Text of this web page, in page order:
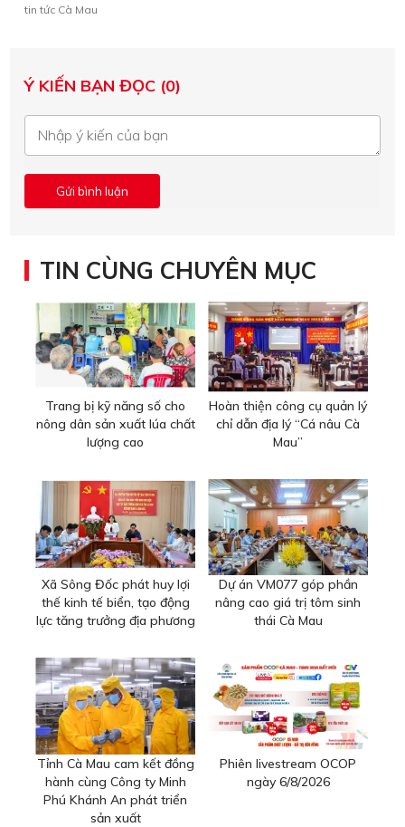
tin tức Cà Mau
Ý KIẾN BẠN ĐỌC (0)
TIN CÙNG CHUYÊN MỤC
Trang bị kỹ năng số cho
nông dân sản xuất lúa chất
lượng cao
Hoàn thiện công cụ quản lý
chỉ dẫn địa lý “Cá nâu Cà
Mau”
Xã Sông Đốc phát huy lợi
thế kinh tế biển, tạo động
lực tăng trưởng địa phương
Dự án VM077 góp phần
nâng cao giá trị tôm sinh
thái Cà Mau
Tỉnh Cà Mau cam kết đồng
hành cùng Công ty Minh
Phú Khánh An phát triển
sản xuất
Phiên livestream OCOP
ngày 6/8/2026